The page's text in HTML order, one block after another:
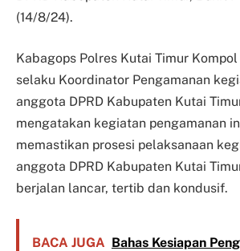
(14/8/24).
Kabagops Polres Kutai Timur
selaku Koordinator Pengamanan
anggota DPRD Kabupaten Kutai
mengatakan kegiatan pengamanan
memastikan prosesi pelaksanaan
anggota DPRD Kabupaten Kutai
berjalan lancar, tertib dan kondusif.
BACA JUGA Bahas Kesiapan